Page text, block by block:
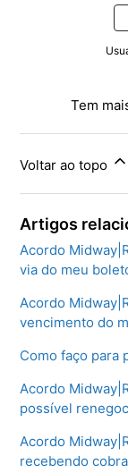
Tem
Voltar ao topo
Artigos
Acordo
via do meu
Acordo
vencimento do
Como faço para
Acordo
possível
Acordo
recebendo